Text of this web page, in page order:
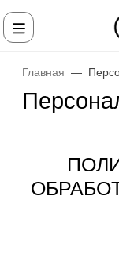
Главная